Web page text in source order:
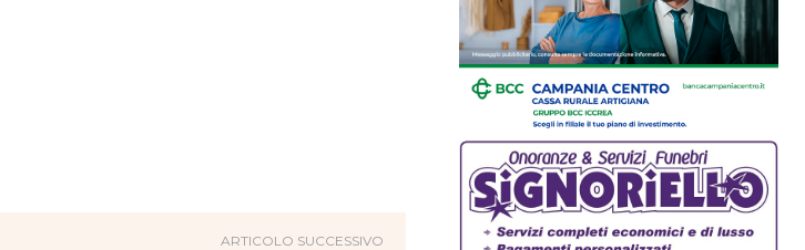
ARTICOLO SUCCESSIVO